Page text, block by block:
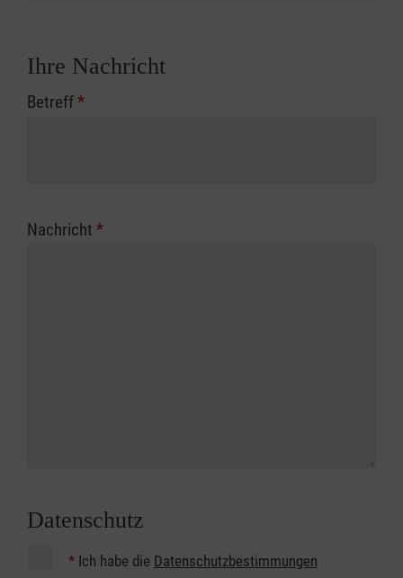
Ihre Nachricht
Betreff*
Nachricht *
Datenschutz
* Ich habe die Datenschutzbestimmungen